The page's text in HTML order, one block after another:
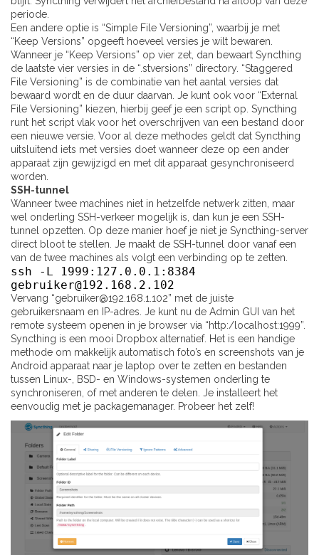
periode.
Een andere optie is “Simple File Versioning”, waarbij je met
“Keep Versions” opgeeft hoeveel versies je wilt bewaren.
Wanneer je “Keep Versions” op vier zet, dan bewaart Syncthing
de laatste vier versies in de “.stversions” directory. “Staggered
File Versioning” is de combinatie van het aantal versies dat
bewaard wordt en de duur daarvan. Je kunt ook voor “External
File Versioning” kiezen, hierbij geef je een script op. Syncthing
runt het script vlak voor het overschrijven van een bestand door
een nieuwe versie. Voor al deze methodes geldt dat Syncthing
uitsluitend iets met versies doet wanneer deze op een ander
apparaat zijn gewijzigd en met dit apparaat gesynchroniseerd
worden.
SSH-tunnel
Wanneer twee machines niet in hetzelfde netwerk zitten, maar
wel onderling SSH-verkeer mogelijk is, dan kun je een SSH-
tunnel opzetten. Op deze manier hoef je niet je Syncthing-server
direct bloot te stellen. Je maakt de SSH-tunnel door vanaf een
van de twee machines als volgt een verbinding op te zetten.
ssh -L 1999:127.0.0.1:8384
gebruiker@192.168.2.102
Vervang “gebruiker@192.168.1.102” met de juiste
gebruikersnaam en IP-adres. Je kunt nu de Admin GUI van het
remote systeem openen in je browser via “http:/localhost:1999”.
Syncthing is een mooi Dropbox alternatief. Het is een handige
methode om makkelijk automatisch foto’s en screenshots van je
Android apparaat naar je laptop over te zetten en bestanden
tussen Linux-, BSD- en Windows-systemen onderling te
synchroniseren, of met anderen te delen. Je installeert het
eenvoudig met je packagemanager. Probeer het zelf!